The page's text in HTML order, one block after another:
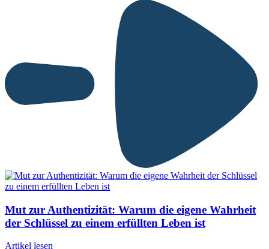
Mut zur Authentizität: Warum die eigene Wahrheit
der Schlüssel zu einem erfüllten Leben ist
Artikel lesen